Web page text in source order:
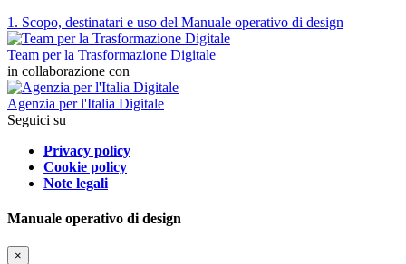
1. Scopo, destinatari e uso del Manuale operativo di design
Team per la Trasformazione Digitale
in collaborazione con
Agenzia per l'Italia Digitale
Seguici su
Privacy policy
Cookie policy
Note legali
Manuale operativo di design
×